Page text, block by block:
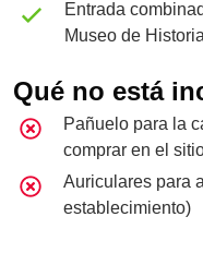
Entrada
Museo de
Qué no está
Pañuelo para la
comprar en el
Auriculares para
establecimiento)